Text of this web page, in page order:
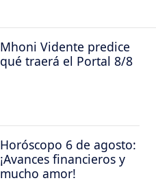
Mhoni Vidente predice
qué traerá el Portal 8/8
Horóscopo 6 de agosto:
¡Avances financieros y
mucho amor!